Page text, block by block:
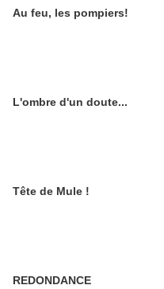
Au feu, les pompiers!
L'ombre d'un doute...
Tête de Mule !
REDONDANCE